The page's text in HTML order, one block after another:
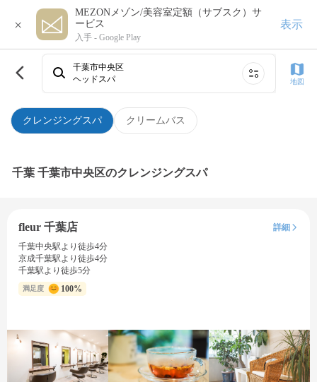
×
MEZONメゾン/美容室定額（サブスク）サ
ービス
入手 - Google Play
表示
クレンジングスパ クリームバス
千葉市中央区
ヘッドスパ
地図
千葉 千葉市中央区のクレンジングスパ
fleur 千葉店
詳細
千葉中央駅より徒歩4分
京成千葉駅より徒歩4分
千葉駅より徒歩5分
満足度 100%